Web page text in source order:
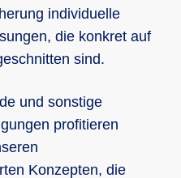
individuelle
die konkret auf
sind.
und sonstige
profitieren
Konzepten, die